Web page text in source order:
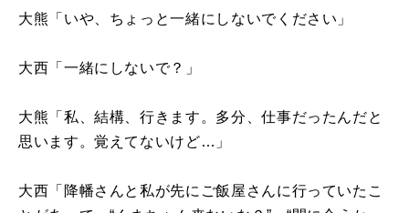
大熊「いや、ちょっと一緒にしないでください」
大西「一緒にしないで？」
大熊「私、結構、行きます。多分、仕事だったんだと
思います。覚えてないけど…」
大西「降幡さんと私が先にご飯屋さんに行っていたこ